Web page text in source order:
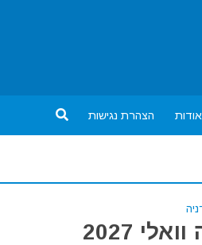
אודות הצהרת נגישות
2027